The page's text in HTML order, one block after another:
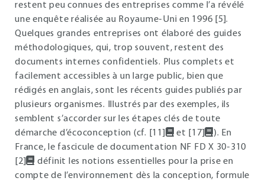
restent peu connues des entreprises comme l’a révélé
une enquête réalisée au Royaume-Uni en 1996 [5].
Quelques grandes entreprises ont élaboré des guides
méthodologiques, qui, trop souvent, restent des
documents internes confidentiels. Plus complets et
facilement accessibles à un large public, bien que
rédigés en anglais, sont les récents guides publiés par
plusieurs organismes. Illustrés par des exemples, ils
semblent s’accorder sur les étapes clés de toute
démarche d’écoconception (cf. [11]
et [17]
). En
France, le fascicule de documentation NF FD X 30-310
[2]
définit les notions essentielles pour la prise en
compte de l’environnement dès la conception, formule